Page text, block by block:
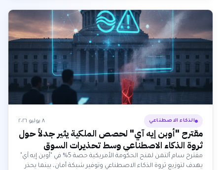
الذكاء الاصطناعي ٨ يوليو ٢٠٢٦
مقترح "أوبن إيه آي" لحصص الملكية يثير جدلاً حول
ثروة الذكاء الاصطناعي وسط تحذيرات السوق
والتدقيق التنظيمي
مقترح سام ألتمن لمنح الحكومة الأمريكية حصة 5% في "أوبن إيه آي"
يهدف لتوزيع ثروة الذكاء الاصطناعي وتوفير شبكة أمان، بينما يحذر